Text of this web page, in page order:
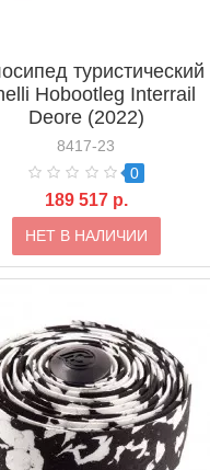
туристический
Hobootleg Interrail
Deore (2022)
8417-23
0
189 517 р.
НЕТ В НАЛИЧИИ